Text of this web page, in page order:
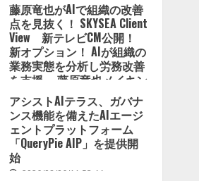
藤原竜也がAIで組織の改善
点を見抜く！ SKYSEA Client
View 新テレビCM公開！
新オプション！ AIが組織の
業務実態を分析し労務改善
を支援。 藤原竜也メイキン
グ動画公開 「もしAIが自分
を分析したら、すぐ休めと
言われる自信がある」「昨
年の夏はカブトムシを捕ま
えたり、虫と戦ったり…」
アシストAIテラス、ガバナ
ンス機能を備えたAIエージ
ェントプラットフォーム
「QueryPie AIP」を提供開
始
2026/08/06/11:53:44